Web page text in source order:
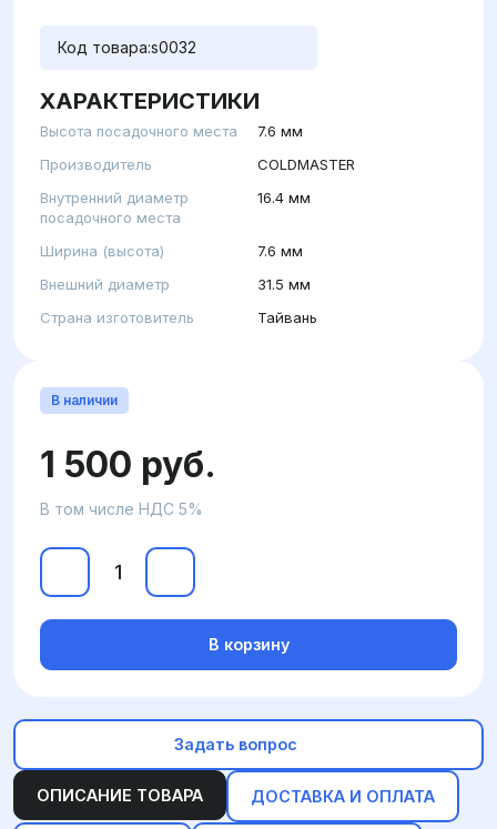
Код товара:s0032
ХАРАКТЕРИСТИКИ
Высота посадочного места
7.6 мм
Производитель
COLDMASTER
Внутренний диаметр
посадочного места
16.4 мм
Ширина (высота)
7.6 мм
Внешний диаметр
31.5 мм
Страна изготовитель
Тайвань
ОПИСАНИЕ ТОВАРА ДОСТАВКА И ОПЛАТА
В наличии
1 500 руб.
В том числе НДС 5%
В корзину
Задать вопрос